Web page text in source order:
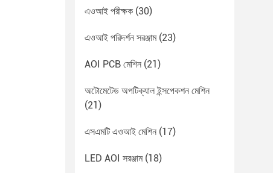
এওআই পরীক্ষক (30)
এওআই পরিদর্শন সরঞ্জাম(23)
AOI PCB মেশিন (21)
অটোমেটেড অপটিক্যাল ইন্সপেকশন মেশিন
(21)
এসএমটি এওআই মেশিন (17)
LED AOI সরঞ্জাম(18)